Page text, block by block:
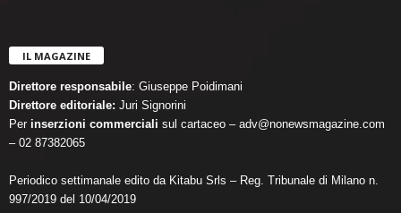
IL MAGAZINE
Direttore responsabile: Giuseppe Poidimani
Direttore editoriale: Juri Signorini
Per inserzioni commerciali sul cartaceo – adv@nonewsmagazine.com
– 02 87382065
Periodico settimanale edito da Kitabu Srls – Reg. Tribunale di Milano n.
997/2019 del 10/04/2019